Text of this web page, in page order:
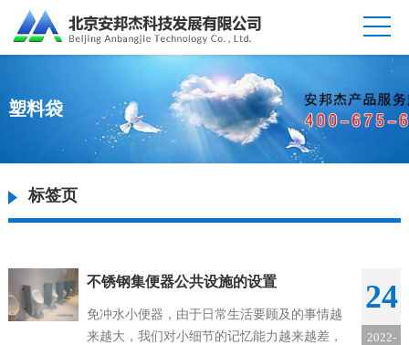
塑料袋
标签页
不锈钢集便器公共设施的设置
免冲水小便器，由于日常生活要顾及的事情越
来越大，我们对小细节的记忆能力越来越差，
24
2022-